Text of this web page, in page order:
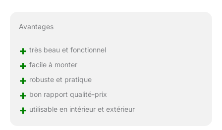
Avantages
+ très beau et fonctionnel
+ facile à monter
+ robuste et pratique
+ bon rapport qualité-prix
+ utilisable en intérieur et extérieur